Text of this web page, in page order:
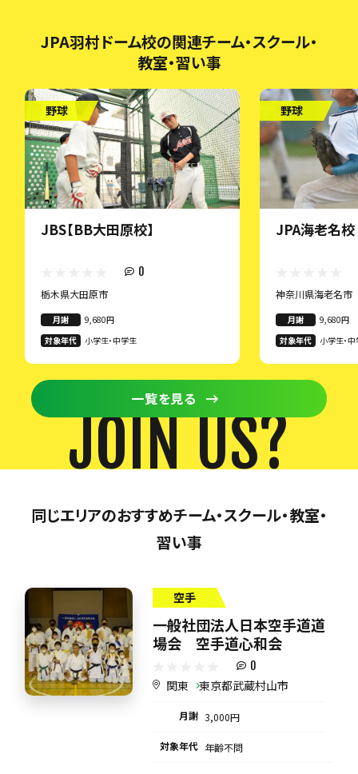
JPA羽村ドーム校の関連チーム・スクール・
教室・習い事
野球
JBS【BB大田原校】
0
栃木県大田原市
月謝
9,680円
対象年代
小学生・中学生
野球
JPA海老名校
神奈川県海老名市
月謝
9,680円
対象年代
小学生・
一覧を見る
JOIN US?
同じエリアのおすすめチーム・スクール・教室・
習い事
空手
一般社団法人日本空手道道
場会 空手道心和会
0
関東 東京都武蔵村山市
月謝 3,000円
対象年代 年齢不問